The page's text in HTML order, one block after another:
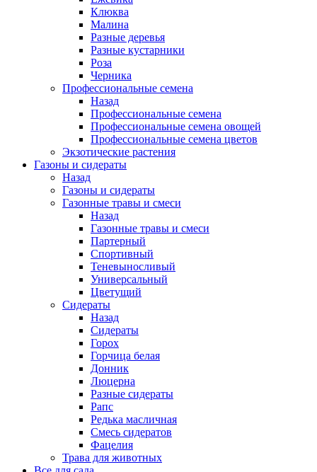
Клюква
Малина
Разные деревья
Разные кустарники
Роза
Черника
Профессиональные семена
Назад
Профессиональные семена
Профессиональные семена овощей
Профессиональные семена цветов
Экзотические растения
Газоны и сидераты
Назад
Газоны и сидераты
Газонные травы и смеси
Назад
Газонные травы и смеси
Партерный
Спортивный
Теневыносливый
Универсальный
Цветущий
Сидераты
Назад
Сидераты
Горох
Горчица белая
Донник
Люцерна
Разные сидераты
Рапс
Редька масличная
Смесь сидератов
Фацелия
Трава для животных